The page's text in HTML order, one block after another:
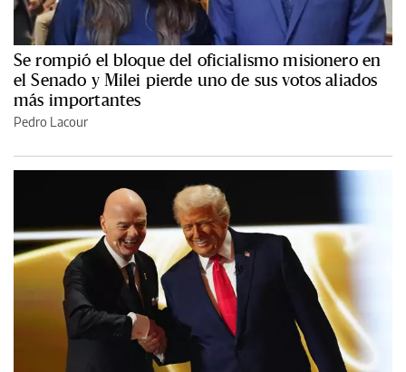
Se rompió el bloque del oficialismo misionero en
el Senado y Milei pierde uno de sus votos aliados
más importantes
Pedro Lacour